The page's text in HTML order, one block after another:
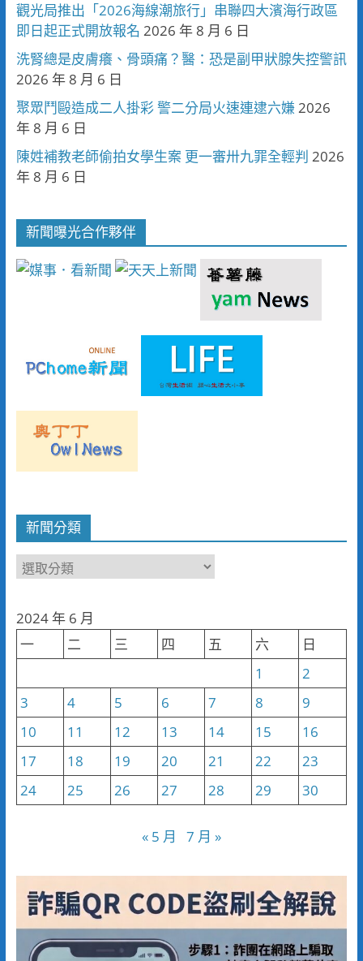
觀光局推出「2026海線潮旅行」串聯四大濱海行政區
即日起正式開放報名 2026 年 8 月 6 日
洗腎總是皮膚癢、骨頭痛？醫：恐是副甲狀腺失控警訊
2026 年 8 月 6 日
聚眾鬥毆造成二人掛彩 警二分局火速連逮六嫌2026
年 8 月 6 日
陳姓補教老師偷拍女學生案 更一審卅九罪全輕判 2026
年 8 月 6 日
新聞曝光合作夥伴
新聞分類
新
類
2024 年 6 月
一
二 三 四 五 六
日
1
2
3
4 5 6 7 8
9
10
11 12 13 14 15
16
17
18 19 20 21 22
23
24
25 26 27 28 29 30
« 5 月 7 月 »